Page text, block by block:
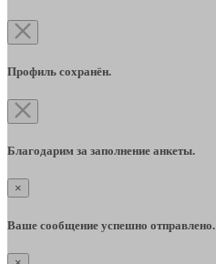
Профиль сохранён.
Благодарим за заполнение анкеты.
×
Ваше сообщение успешно отправлено.